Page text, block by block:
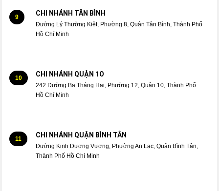
9 CHI NHÁNH TÂN BÌNH
Đường Lý Thường Kiệt, Phường 8, Quận Tân Bình, Thành Phố
Hồ Chí Minh
10 CHI NHÁNH QUẬN 1O
242 Đường Ba Tháng Hai, Phường 12, Quận 10, Thành Phố
Hồ Chí Minh
11 CHI NHÁNH QUẬN BÌNH TÂN
Đường Kinh Dương Vương, Phường An Lạc, Quận Bình Tân,
Thành Phố Hồ Chí Minh